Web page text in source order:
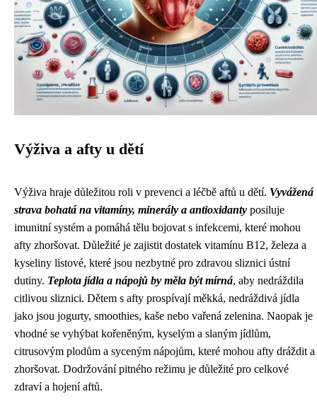
Výživa a afty u dětí
Výživa hraje důležitou roli v prevenci a léčbě aftů u dětí. Vyvážená
strava bohatá na vitamíny, minerály a antioxidanty posiluje
imunitní systém a pomáhá tělu bojovat s infekcemi, které mohou
afty zhoršovat. Důležité je zajistit dostatek vitamínu B12, železa a
kyseliny listové, které jsou nezbytné pro zdravou sliznici ústní
dutiny. Teplota jídla a nápojů by měla být mírná, aby nedráždila
citlivou sliznici. Dětem s afty prospívají měkká, nedráždivá jídla
jako jsou jogurty, smoothies, kaše nebo vařená zelenina. Naopak je
vhodné se vyhýbat kořeněným, kyselým a slaným jídlům,
citrusovým plodům a syceným nápojům, které mohou afty dráždit a
zhoršovat. Dodržování pitného režimu je důležité pro celkové
zdraví a hojení aftů.